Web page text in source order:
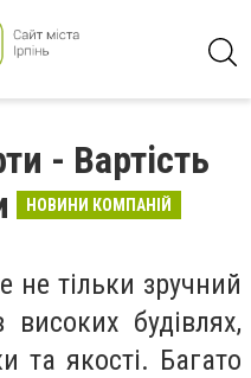
- Вартість
НОВИНИ КОМПАНІЙ
не тільки зручний
будівлях,
та якості. Багато